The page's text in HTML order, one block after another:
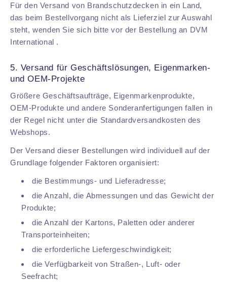
Für den Versand von Brandschutzdecken in ein Land,
das beim Bestellvorgang nicht als Lieferziel zur Auswahl
steht, wenden Sie sich bitte vor der Bestellung an DVM
International .
5. Versand für Geschäftslösungen, Eigenmarken-
und OEM-Projekte
Größere Geschäftsaufträge, Eigenmarkenprodukte,
OEM-Produkte und andere Sonderanfertigungen fallen in
der Regel nicht unter die Standardversandkosten des
Webshops.
Der Versand dieser Bestellungen wird individuell auf der
Grundlage folgender Faktoren organisiert:
die Bestimmungs- und Lieferadresse;
die Anzahl, die Abmessungen und das Gewicht der
Produkte;
die Anzahl der Kartons, Paletten oder anderer
Transporteinheiten;
die erforderliche Liefergeschwindigkeit;
die Verfügbarkeit von Straßen-, Luft- oder
Seefracht;